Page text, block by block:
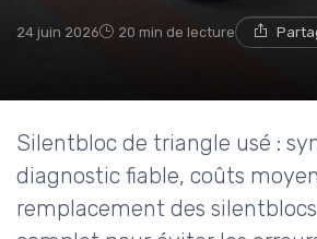
24 juin 2026 20 min de lecture
Silentbloc de triangle usé :
diagnostic fiable, coûts
remplacement des